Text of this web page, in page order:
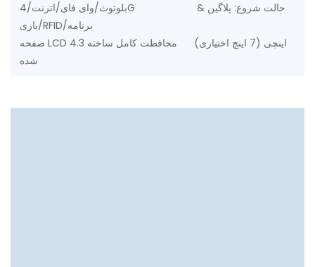
بلوتوث/وای فای/اترنت/4G حالت شروع: پلاگین &
بازی/RFID/برنامه
صفحه LCD 4.3 اینچی (7 اینچ اختیاری) محافظت کامل ساخته
شده